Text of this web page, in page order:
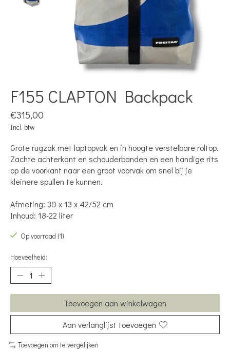
F155 CLAPTON Backpack
€315,00
Incl. btw
Grote rugzak met laptopvak en in hoogte verstelbare roltop.
Zachte achterkant en schouderbanden en een handige rits
op de voorkant naar een groot voorvak om snel bij je
kleinere spullen te kunnen.
Afmeting: 30 x 13 x 42/52 cm
Inhoud: 18-22 liter
Op voorraad (1)
Hoeveelheid:
Toevoegen aan winkelwagen
Aan verlanglijst toevoegen
Toevoegen om te vergelijken